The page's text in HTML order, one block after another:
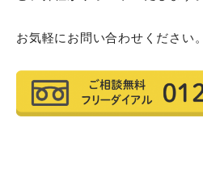
お気軽にお問い合わせください。